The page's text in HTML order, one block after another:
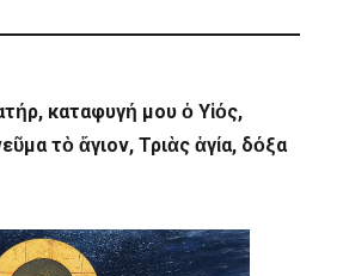
καταφυγή μου ὁ Υἱός,
τὸ ἅγιον, Τριὰς ἁγία, δόξα